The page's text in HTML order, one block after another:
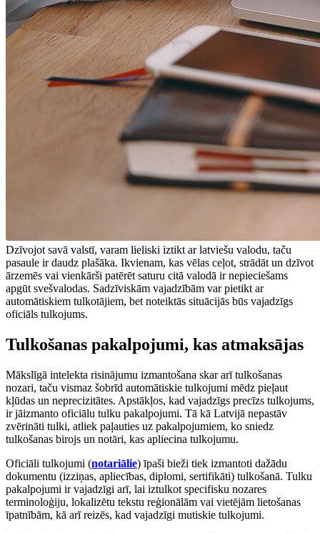
Dzīvojot savā valstī, varam lieliski iztikt ar latviešu valodu, taču
pasaule ir daudz plašāka. Ikvienam, kas vēlas ceļot, strādāt un dzīvot
ārzemēs vai vienkārši patērēt saturu citā valodā ir nepieciešams
apgūt svešvalodas. Sadzīviskām vajadzībām var pietikt ar
automātiskiem tulkotājiem, bet noteiktās situācijās būs vajadzīgs
oficiāls tulkojums.
Tulkošanas pakalpojumi, kas atmaksājas
Mākslīgā intelekta risinājumu izmantošana skar arī tulkošanas
nozari, taču vismaz šobrīd automātiskie tulkojumi mēdz pieļaut
kļūdas un neprecizitātes. Apstākļos, kad vajadzīgs precīzs tulkojums,
ir jāizmanto oficiālu tulku pakalpojumi. Tā kā Latvijā nepastāv
zvērināti tulki, atliek paļauties uz pakalpojumiem, ko sniedz
tulkošanas birojs un notāri, kas apliecina tulkojumu.
Oficiāli tulkojumi (notariālie) īpaši bieži tiek izmantoti dažādu
dokumentu (izziņas, apliecības, diplomi, sertifikāti) tulkošanā. Tulku
pakalpojumi ir vajadzīgi arī, lai iztulkot specifisku nozares
terminoloģiju, lokalizētu tekstu reģionālām vai vietējām lietošanas
īpatnībām, kā arī reizēs, kad vajadzīgi mutiskie tulkojumi.